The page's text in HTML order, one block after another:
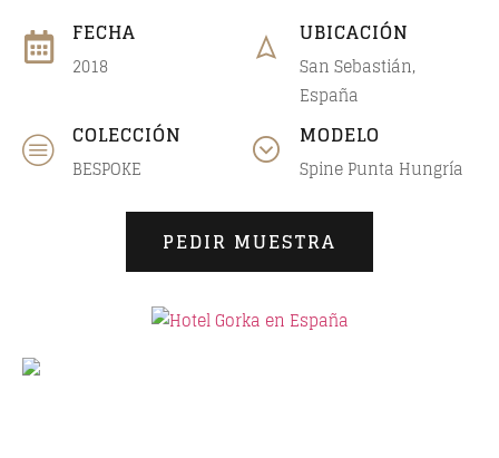
FECHA
2018
UBICACIÓN
San Sebastián,
España
COLECCIÓN
BESPOKE
MODELO
Spine Punta Hungría
PEDIR MUESTRA